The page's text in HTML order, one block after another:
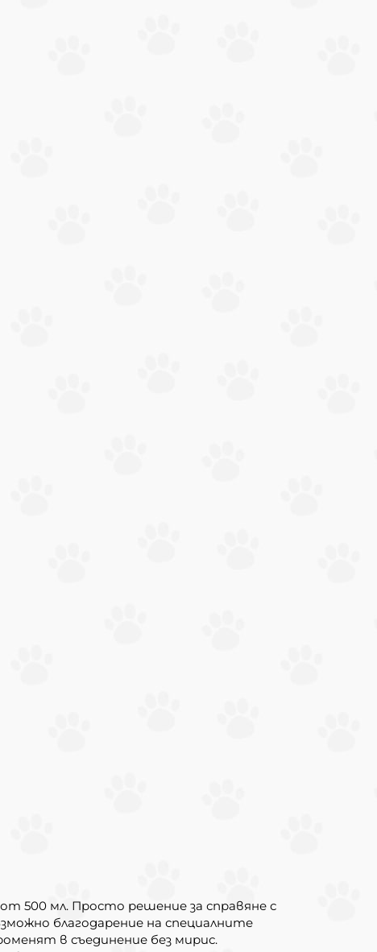
500 мл. Просто решение за справяне с
благодарение на специалните
в съединение без мирис.